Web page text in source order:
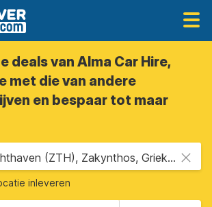
deals van Alma Car Hire,
met die van andere
en bespaar tot maar
Zakynthos Luchthaven (ZTH), Zakynthos, Griekenland
inleveren